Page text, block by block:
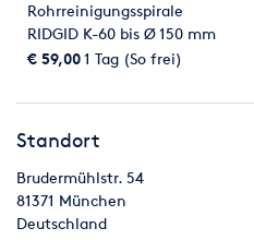
Rohrreinigungsspirale
RIDGID K-60 bis Ø 150 mm
€ 59,001 Tag (So frei)
Standort
Brudermühlstr. 54
81371 München
Deutschland